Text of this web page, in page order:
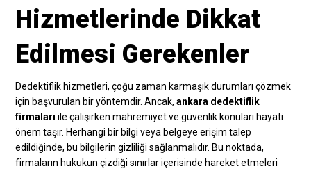
Hizmetlerinde Dikkat
Edilmesi Gerekenler
Dedektiflik hizmetleri, çoğu zaman karmaşık durumları çözmek
için başvurulan bir yöntemdir. Ancak,ankara dedektiflik
firmaları ile çalışırken mahremiyet ve güvenlik konuları hayati
önem taşır. Herhangi bir bilgi veya belgeye erişim talep
edildiğinde, bu bilgilerin gizliliği sağlanmalıdır. Bu noktada,
firmaların hukukun çizdiği sınırlar içerisinde hareket etmeleri